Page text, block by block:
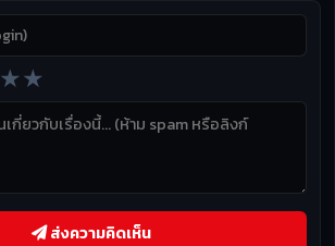
★★
ส่งความคิดเห็น